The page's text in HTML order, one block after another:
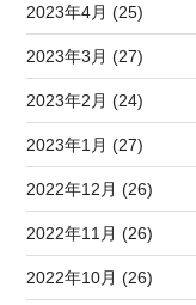
2023年4月 (25)
2023年3月 (27)
2023年2月 (24)
2023年1月 (27)
2022年12月 (26)
2022年11月 (26)
2022年10月 (26)